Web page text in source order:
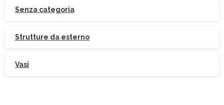
Senza categoria
Strutture da esterno
Vasi